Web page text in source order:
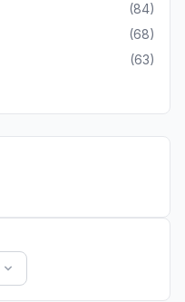
(84)
(68)
(63)